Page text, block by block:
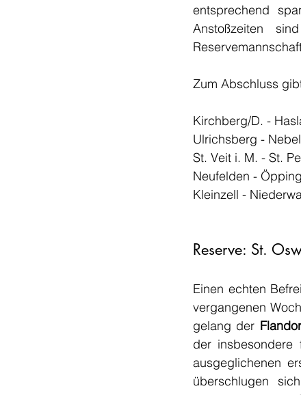
entsprechend
Anstoßzeiten
Zum Abschluss
Kirchberg/D. -
Kleinzell -
Reserve: St.
Einen echten
vergangenen
gelang der
der
ausgeglichenen
überschlugen